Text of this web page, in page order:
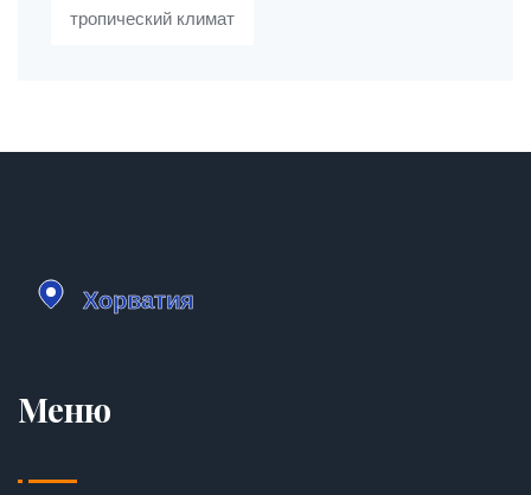
тропический климат
Меню